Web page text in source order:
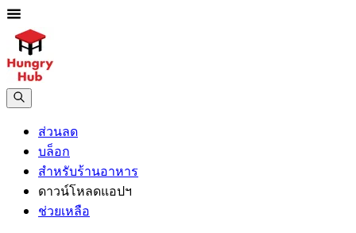
ส่วนลด
บล็อก
สำหรับร้านอาหาร
ดาวน์โหลดแอปฯ
ช่วยเหลือ